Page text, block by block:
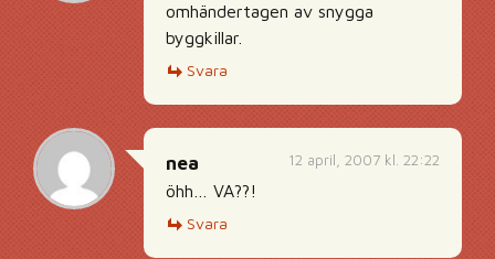
omhändertagen av snygga
byggkillar.
Svara
12 april, 2007 kl. 22:22
nea
öhh… VA??!
Svara